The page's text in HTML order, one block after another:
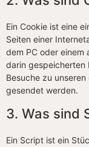
Ein Cookie ist eine
Seiten einer
dem PC oder einem
darin gespeicherten
Besuche zu
gesendet werden.
3. Was sind
Ein Script ist ein